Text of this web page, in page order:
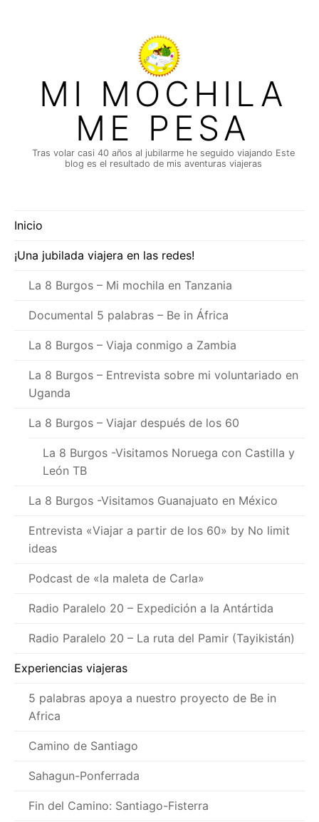
MI MOCHILA
ME PESA
Tras volar casi 40 años al jubilarme he seguido viajando Este
blog es el resultado de mis aventuras viajeras
Inicio
¡Una jubilada viajera en las redes!
La 8 Burgos – Mi mochila en Tanzania
Documental 5 palabras – Be in África
La 8 Burgos – Viaja conmigo a Zambia
La 8 Burgos – Entrevista sobre mi voluntariado en
Uganda
La 8 Burgos – Viajar después de los 60
La 8 Burgos -Visitamos Noruega con Castilla y
León TB
La 8 Burgos -Visitamos Guanajuato en México
Entrevista «Viajar a partir de los 60» by No limit
ideas
Podcast de «la maleta de Carla»
Radio Paralelo 20 – Expedición a la Antártida
Radio Paralelo 20 – La ruta del Pamir (Tayikistán)
Experiencias viajeras
5 palabras apoya a nuestro proyecto de Be in
Africa
Camino de Santiago
Sahagun-Ponferrada
Fin del Camino: Santiago-Fisterra